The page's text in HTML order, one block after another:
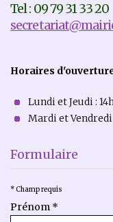
Tel : 09 79 31 33 20
Horaires
Lundi et Jeudi :
Mardi et Vendredi
Formulaire
*Champ requis
Prénom *